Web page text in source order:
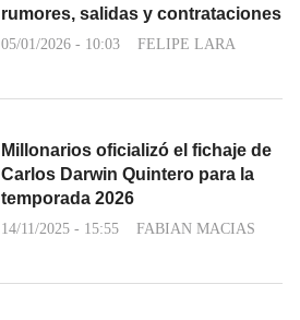
rumores, salidas y contrataciones
05/01/2026 - 10:03 FELIPE LARA
Millonarios oficializó el fichaje de
Carlos Darwin Quintero para la
temporada 2026
14/11/2025 - 15:55 FABIAN MACIAS